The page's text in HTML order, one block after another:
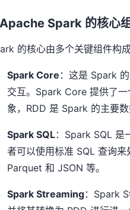
Spark 的核心
的核心由多个关键组件构
Spark Core ：这是 Spark
交互。Spark Core 提供了
象，RDD 是 Spark 的主要
Spark SQL：Spark SQL 是
者可以使用标准 SQL 查询
Parquet 和 JSON 等。
Spark Streaming：Spark